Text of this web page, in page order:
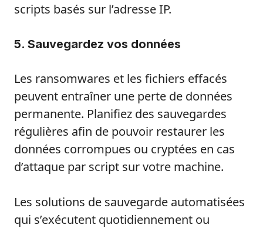
scripts basés sur l’adresse IP.
5. Sauvegardez vos données
Les ransomwares et les fichiers effacés
peuvent entraîner une perte de données
permanente. Planifiez des sauvegardes
régulières afin de pouvoir restaurer les
données corrompues ou cryptées en cas
d’attaque par script sur votre machine.
Les solutions de sauvegarde automatisées
qui s’exécutent quotidiennement ou